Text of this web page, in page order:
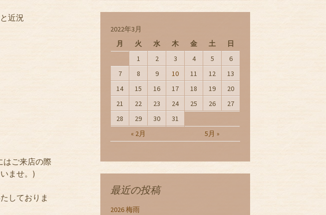
近況
はご来店の際
ませ。)
しておりま
2022年3月
月
火 水 木 金 土 日
« 2月 5月 »
1 2 3 4 5
6
7
8 9 10 11 12
13
14
15 16 17 18 19
20
21
22 23 24 25 26
27
28
29 30 31
最近の投稿
2026 梅雨